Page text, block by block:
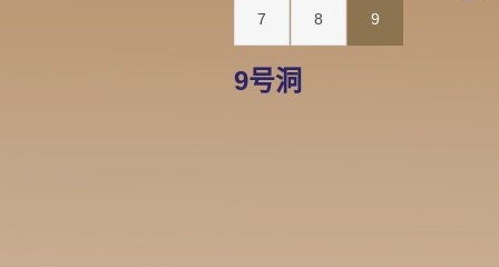
7 8 9
9号洞